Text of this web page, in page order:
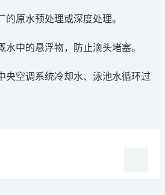
的原水预处理或深度处理。
水中的悬浮物，防止滴头堵塞。
央空调系统冷却水、泳池水循环过